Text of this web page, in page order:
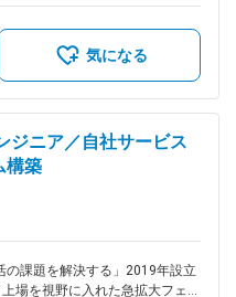
いか確認します。 ▼契約サー
インの利用予定や、検討中の
。最適なプランをご案内し、ご
の流れ ▼座学
研修（2～3か月程度） 電話の
法などを覚えていきましょう。
お任せします。 ▼独り立ち 独
のでご安心ください。 ■将来
して、2～3年でアルバイトを
社員をまとめるマネージャー
りと還元いたします！ 変更
を追加支給※上記予定年収は支
：年1回(4月)■賞与：年3回
も目安の金額であり、選考を
気になる
ジニア／自社サービス
構築
課題を解決する」2019年設立
場を視野に入れた急拡大フェー